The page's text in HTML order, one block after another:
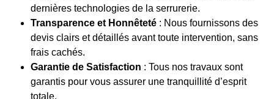
dernières technologies de la serrurerie.
Transparence et Honnêteté : Nous fournissons des
devis clairs et détaillés avant toute intervention, sans
frais cachés.
Garantie de Satisfaction : Tous nos travaux sont
garantis pour vous assurer une tranquillité d’esprit
totale.